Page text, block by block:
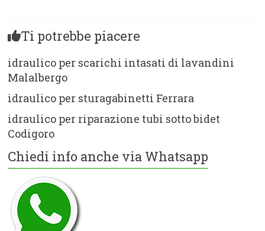
Ti potrebbe piacere
idraulico per scarichi intasati di lavandini
Malalbergo
idraulico per sturagabinetti Ferrara
idraulico per riparazione tubi sotto bidet
Codigoro
Chiedi info anche via Whatsapp